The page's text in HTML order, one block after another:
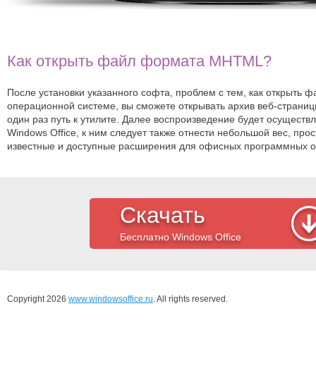
Как открыть файл формата MHTML?
После установки указанного софта, проблем с тем, как
операционной системе, вы сможете открывать архив веб-
один раз путь к утилите. Далее воспроизведение будет
Windows Office, к ним следует также отнести небольшой вес,
известные и доступные расширения для офисных программных
Скачать
Бесплатно Windows Office
Copyright 2026 www.windowsoffice.ru. All rights reserved.